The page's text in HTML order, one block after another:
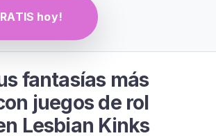
hoy!
fantasías más
juegos de rol
Lesbian Kinks